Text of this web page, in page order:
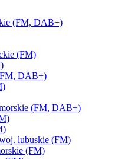
(FM, DAB+)
(FM)
DAB+)
(FM, DAB+)
lubuskie (FM)
(FM)